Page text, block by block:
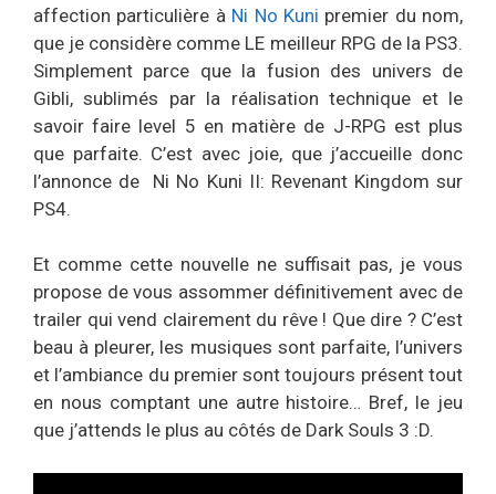
affection particulière à Ni No Kuni premier du nom,
que je considère comme LE meilleur RPG de la PS3.
Simplement parce que la fusion des univers de
Gibli, sublimés par la réalisation technique et le
savoir faire level 5 en matière de J-RPG est plus
que parfaite. C’est avec joie, que j’accueille donc
l’annonce de Ni No Kuni II: Revenant Kingdom sur
PS4.
Et comme cette nouvelle ne suffisait pas, je vous
propose de vous assommer définitivement avec de
trailer qui vend clairement du rêve ! Que dire ? C’est
beau à pleurer, les musiques sont parfaite, l’univers
et l’ambiance du premier sont toujours présent tout
en nous comptant une autre histoire… Bref, le jeu
que j’attends le plus au côtés de Dark Souls 3 :D.